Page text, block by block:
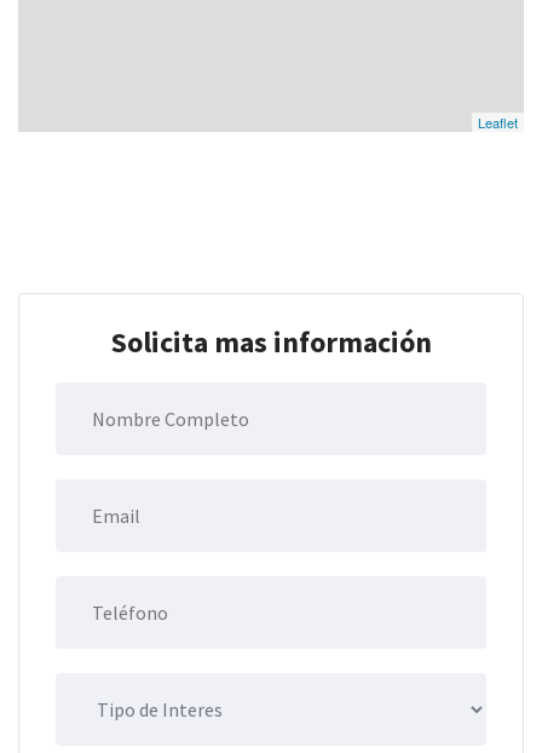
Leaflet
Solicita mas información